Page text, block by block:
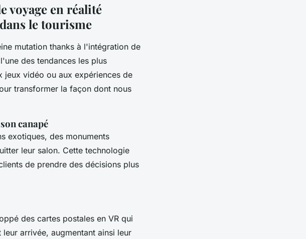
de
voyage en réalité
le tourisme
mutation thanks à l'intégration de
des tendances les plus
jeux vidéo ou aux expériences de
transformer la façon dont nous
canapé
exotiques, des monuments
leur salon. Cette technologie
de prendre des décisions plus
des cartes postales en VR qui
arrivée, augmentant ainsi leur